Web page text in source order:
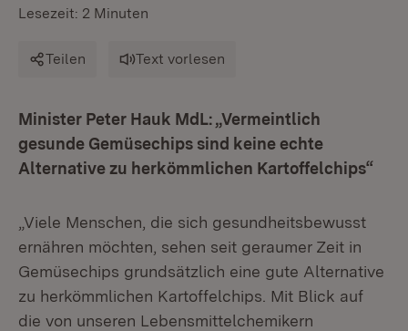
Lesezeit: 2 Minuten
Teilen Text vorlesen
Minister Peter Hauk MdL: „Vermeintlich
gesunde Gemüsechips sind keine echte
Alternative zu herkömmlichen Kartoffelchips“
„Viele Menschen, die sich gesundheitsbewusst
ernähren möchten, sehen seit geraumer Zeit in
Gemüsechips grundsätzlich eine gute Alternative
zu herkömmlichen Kartoffelchips. Mit Blick auf
die von unseren Lebensmittelchemikern